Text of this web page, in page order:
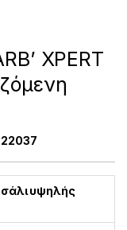
XPERT
υψηλής